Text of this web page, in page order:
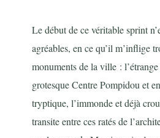
Le début de ce véritable sprint
agréables, en ce qu’il m’inflige
monuments de la ville :
grotesque Centre Pompidou et
tryptique, l’immonde et déjà
transite entre ces ratés de